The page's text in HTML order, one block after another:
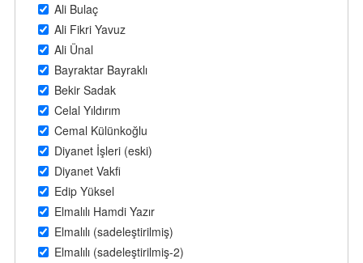
Ali Bulaç
Ali Fikri Yavuz
Ali Ünal
Bayraktar Bayraklı
Bekir Sadak
Celal Yıldırım
Cemal Külünkoğlu
Diyanet İşleri (eski)
Diyanet Vakfi
Edip Yüksel
Elmalılı Hamdi Yazır
Elmalılı (sadeleştirilmiş)
Elmalılı (sadeleştirilmiş-2)